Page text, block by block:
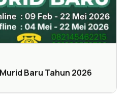
Baru Tahun 2026